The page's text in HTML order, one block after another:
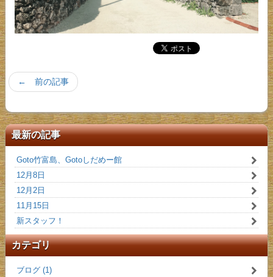
← 前の記事
最新の記事
Goto竹富島、Gotoしだめー館
12月8日
12月2日
11月15日
新スタッフ！
カテゴリ
ブログ (1)